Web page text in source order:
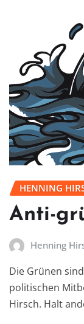
HENNING
Anti-
Henning
Die Grünen
politischen
Hirsch. Halt